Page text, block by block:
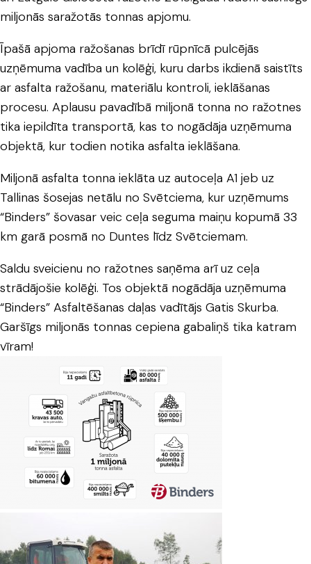
miljonās saražotās tonnas apjomu.
Īpašā apjoma ražošanas brīdī rūpnīcā pulcējās
uzņēmuma vadība un kolēģi, kuru darbs ikdienā saistīts
ar asfalta ražošanu, materiālu kontroli, ieklāšanas
procesu. Aplausu pavadībā miljonā tonna no ražotnes
tika iepildīta transportā, kas to nogādāja uzņēmuma
objektā, kur todien notika asfalta ieklāšana.
Miljonā asfalta tonna ieklāta uz autoceļa A1 jeb uz
Tallinas šosejas netālu no Svētciema, kur uzņēmums
“Binders” šovasar veic ceļa seguma maiņu kopumā 33
km garā posmā no Duntes līdz Svētciemam.
Saldu sveicienu no ražotnes saņēma arī uz ceļa
strādājošie kolēģi. Tos objektā nogādāja uzņēmuma
“Binders” Asfaltēšanas daļas vadītājs Gatis Skurba.
Garšīgs miljonās tonnas cepiena gabaliņš tika katram
vīram!